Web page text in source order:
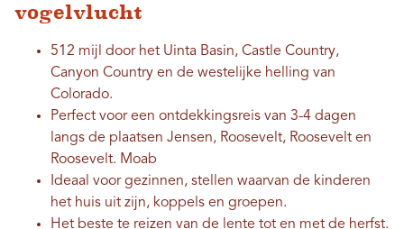
vogelvlucht
512 mijl door het Uinta Basin, Castle Country,
Canyon Country en de westelijke helling van
Colorado.
Perfect voor een ontdekkingsreis van 3-4 dagen
langs de plaatsen Jensen, Roosevelt, Roosevelt en
Roosevelt. Moab
Ideaal voor gezinnen, stellen waarvan de kinderen
het huis uit zijn, koppels en groepen.
Het beste te reizen van de lente tot en met de herfst.